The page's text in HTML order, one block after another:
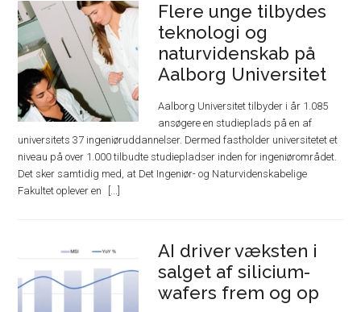
Flere unge tilbydes
teknologi og
naturvidenskab på
Aalborg Universitet
Aalborg Universitet tilbyder i år 1.085
ansøgere en studieplads på en af
universitets 37 ingeniøruddannelser. Dermed fastholder universitetet et
niveau på over 1.000 tilbudte studiepladser inden for ingeniørområdet.
Det sker samtidig med, at Det Ingeniør- og Naturvidenskabelige
Fakultet oplever en
AI driver væksten i
salget af silicium-
wafers frem og op